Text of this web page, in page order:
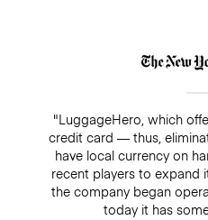
"LuggageHero, which
credit card — thus,
have local currency on
recent players to expand
the company began
today it has